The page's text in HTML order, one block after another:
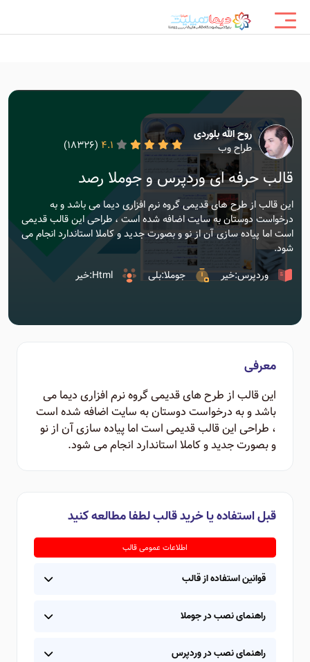
روح الله بلوردی
طراح وب
4.1
(18326)
قالب حرفه ای وردپرس و جوملا رصد
این قالب از طرح های قدیمی گروه نرم افزاری دیما می باشد و به
درخواست دوستان به سایت اضافه شده است ، طراحی این قالب قدیمی
است اما پیاده سازی آن از نو و بصورت جدید و کاملا استاندارد انجام می
شود.
وردپرس:خیر
جوملا:بلی Html:خیر
معرفی
این قالب از طرح های قدیمی گروه نرم افزاری دیما می
باشد و به درخواست دوستان به سایت اضافه شده است
، طراحی این قالب قدیمی است اما پیاده سازی آن از نو
و بصورت جدید و کاملا استاندارد انجام می شود.
قبل استفاده یا خرید قالب لطفا مطالعه کنید
اطلاعات عمومی قالب
قوانین استفاده از قالب
راهنمای نصب در جوملا
راهنمای نصب در وردپرس